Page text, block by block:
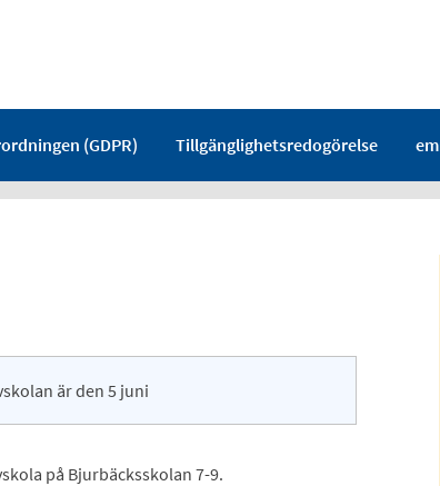
(GDPR) Tillgänglighetsredogörelse
är den 5 juni
på Bjurbäcksskolan 7-9.